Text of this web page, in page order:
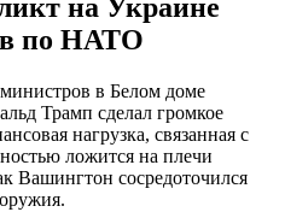
на Украине
по НАТО
в Белом доме
Трамп сделал громкое
нагрузка, связанная с
ложится на плечи
Вашингтон сосредоточился